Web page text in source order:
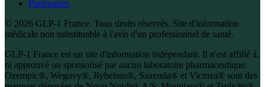
Partenaires
© 2026 GLP-1 France. Tous droits réservés. Site d'information
médicale non substituable à l'avis d'un professionnel de santé.
GLP-1 France est un site d'information indépendant. Il n'est affilié à,
ni approuvé ou sponsorisé par aucun laboratoire pharmaceutique.
Ozempic®, Wegovy®, Rybelsus®, Saxenda® et Victoza® sont des